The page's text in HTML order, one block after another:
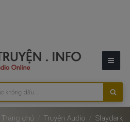
Trang chủ Truyện Audio Slaydark